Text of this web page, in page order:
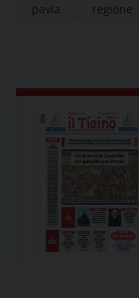
pavia regione